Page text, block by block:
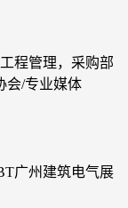
程管理，采购部
会/专业媒体